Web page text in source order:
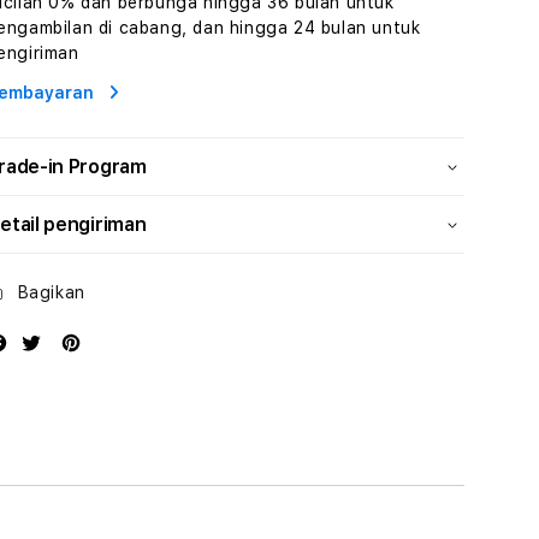
dan
Solusi
Energi
dan
Solusi
di cabang, dan hingga 24 bulan untuk
in Program
pengiriman
Bagikan